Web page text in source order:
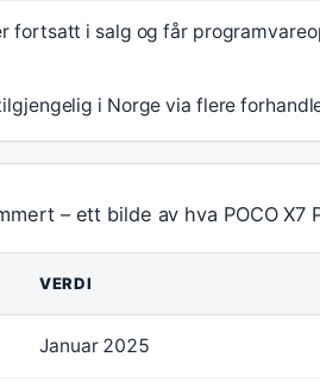
fortsatt i salg og får
i Norge via flere
– ett bilde av hva POCO X7
VERDI
Januar 2025